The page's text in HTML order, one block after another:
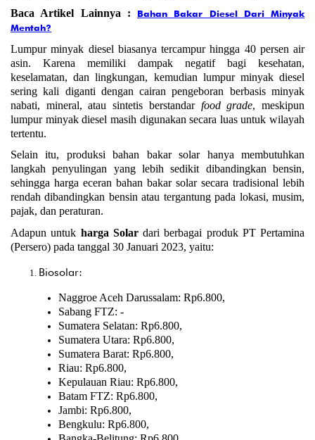
Baca Artikel Lainnya : Bahan Bakar Diesel Dari Minyak
Mentah?
Lumpur minyak diesel biasanya tercampur hingga 40 persen air
asin. Karena memiliki dampak negatif bagi kesehatan,
keselamatan, dan lingkungan, kemudian lumpur minyak diesel
sering kali diganti dengan cairan pengeboran berbasis minyak
nabati, mineral, atau sintetis berstandar food grade, meskipun
lumpur minyak diesel masih digunakan secara luas untuk wilayah
tertentu.
Selain itu, produksi bahan bakar solar hanya membutuhkan
langkah penyulingan yang lebih sedikit dibandingkan bensin,
sehingga harga eceran bahan bakar solar secara tradisional lebih
rendah dibandingkan bensin atau tergantung pada lokasi, musim,
pajak, dan peraturan.
Adapun untuk harga Solar dari berbagai produk PT Pertamina
(Persero) pada tanggal 30 Januari 2023, yaitu:
Biosolar:
Naggroe Aceh Darussalam: Rp6.800,
Sabang FTZ: -
Sumatera Selatan: Rp6.800,
Sumatera Utara: Rp6.800,
Sumatera Barat: Rp6.800,
Riau: Rp6.800,
Kepulauan Riau: Rp6.800,
Batam FTZ: Rp6.800,
Jambi: Rp6.800,
Bengkulu: Rp6.800,